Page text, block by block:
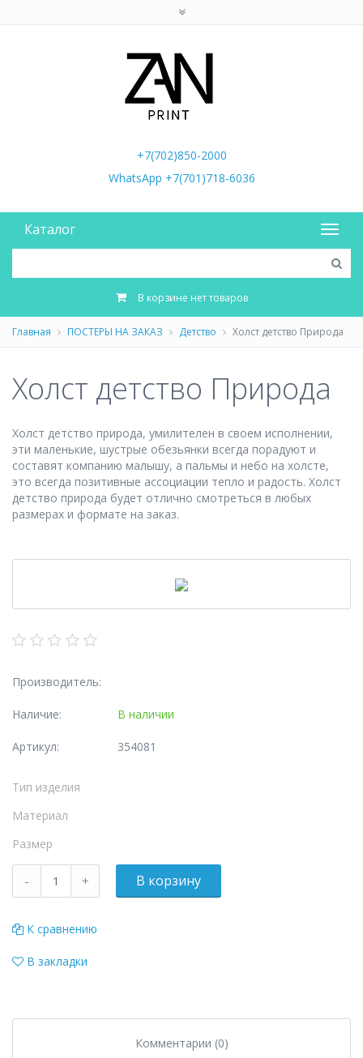
+7(702)850-2000
WhatsApp +7(701)718-6036
Каталог
В корзине нет товаров
Главная ПОСТЕРЫ НА ЗАКАЗ Детство Холст детство Природа
Холст детство Природа
Холст детство природа, умилителен в своем исполнении,
эти маленькие, шустрые обезьянки всегда порадуют и
составят компанию малышу, а пальмы и небо на холсте,
это всегда позитивные ассоциации тепло и радость. Холст
детство природа будет отлично смотреться в любых
размерах и формате на заказ.
Производитель:
Наличие: В наличии
Артикул: 354081
Тип изделия
Материал
Размер
К сравнению
В закладки
Комментарии (0)